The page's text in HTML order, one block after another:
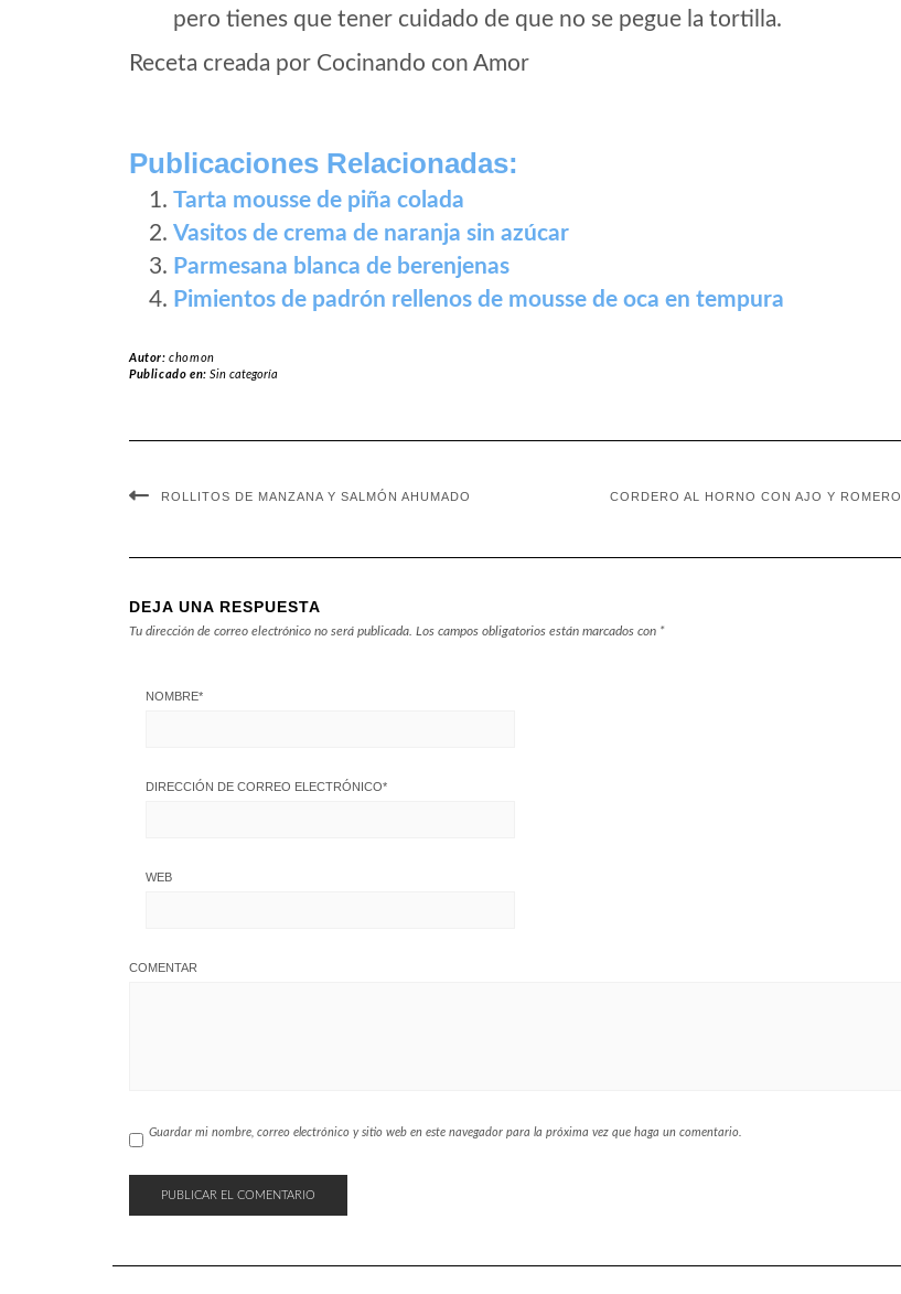
pero tienes que tener cuidado de que no se pegue la tortilla.
Receta creada por Cocinando con Amor
Publicaciones Relacionadas:
Tarta mousse de piña colada
Vasitos de crema de naranja sin azúcar
Parmesana blanca de berenjenas
Pimientos de padrón rellenos de mousse de oca en tempura
Autor:chomon
Publicado en:Sin categoría
ROLLITOS DE MANZANA Y SALMÓN AHUMADO CORDERO AL HORNO CON AJO Y ROMERO
DEJA UNA RESPUESTA
Tu dirección de correo electrónico no será publicada. Los campos obligatorios están marcados con *
NOMBRE*
DIRECCIÓN DE CORREO ELECTRÓNICO*
WEB
COMENTAR
Guardar mi nombre, correo electrónico y sitio web en este navegador para la próxima vez que haga un comentario.